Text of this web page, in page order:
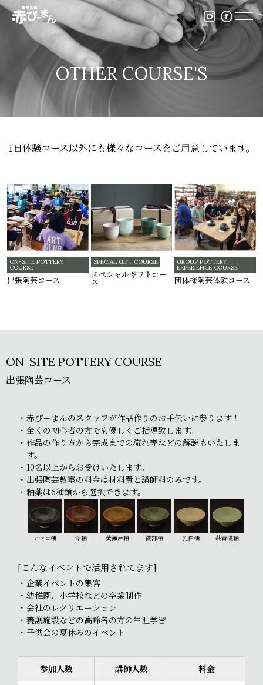
イベント・出張陶芸・体験陶芸は福岡市の陶芸教室赤
OTHER COURSE'S
1日体験コース以外にも様々なコースをご用意しています。
ON-SITE POTTERY
COURSE
出張陶芸コース
SPECIAL GIFT COURSE
スペシャルギフトコー
ス
GROUP POTTERY
EXPERIENCE COURSE
団体様陶芸体験コース
ON-SITE POTTERY COURSE
出張陶芸コース
赤ぴーまんのスタッフが作品作りのお手伝いに参ります！
全くの初心者の方でも優しくご指導致します。
作品の作り方から完成までの流れ等などの解説もいたしま
す。
10名以上からお受けいたします。
出張陶芸教室の料金は材料費と講師料のみです。
釉薬は6種類から選択できます。
ナマコ釉 飴釉 黄瀬戸釉 織部釉 乳白釉 萩青磁釉
[こんなイベントで活用されてます]
企業イベントの集客
幼稚園、小学校などの卒業制作
会社のレクリエーション
養護施設などの高齢者の方の生涯学習
子供会の夏休みのイベント
参加人数 講師人数 料金